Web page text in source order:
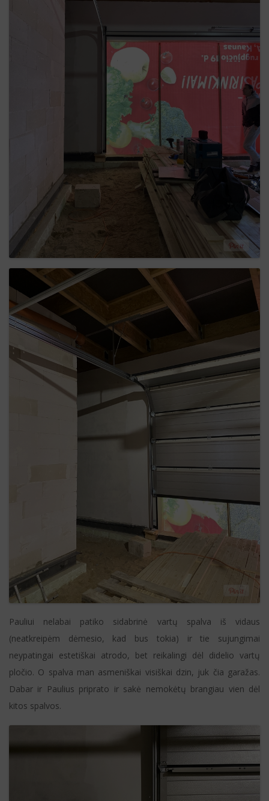
Pauliui nelabai patiko sidabrinė vartų spalva iš vidaus
(neatkreipėm dėmesio, kad bus tokia) ir tie sujungimai
neypatingai estetiškai atrodo, bet reikalingi dėl didelio vartų
pločio. O spalva man asmeniškai visiškai dzin, juk čia garažas.
Dabar ir Paulius priprato ir sakė nemokėtų brangiau vien dėl
kitos spalvos.